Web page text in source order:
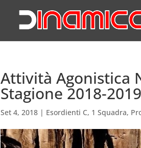
Attività Agonistica
Stagione 2018-2019
Set 4, 2018 | Esordienti C, 1 Squadra,